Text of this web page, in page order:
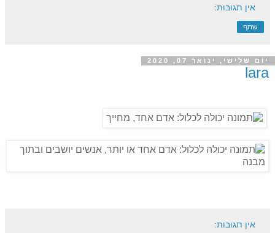
אין תגובות:
שתף
יום שלישי, ינואר 07, 2020
lara
אין תגובות: